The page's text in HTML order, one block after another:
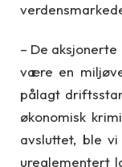
– De
være en
pålagt
økonomisk
avsluttet, ble
ureglementert